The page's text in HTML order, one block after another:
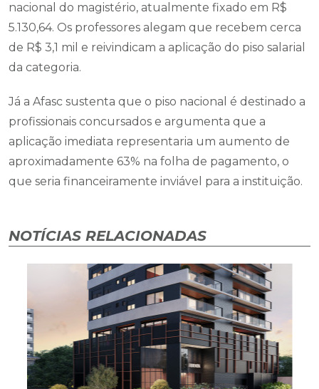
nacional do magistério, atualmente fixado em R$
5.130,64. Os professores alegam que recebem cerca
de R$ 3,1 mil e reivindicam a aplicação do piso salarial
da categoria.
Já a Afasc sustenta que o piso nacional é destinado a
profissionais concursados e argumenta que a
aplicação imediata representaria um aumento de
aproximadamente 63% na folha de pagamento, o
que seria financeiramente inviável para a instituição.
NOTÍCIAS RELACIONADAS